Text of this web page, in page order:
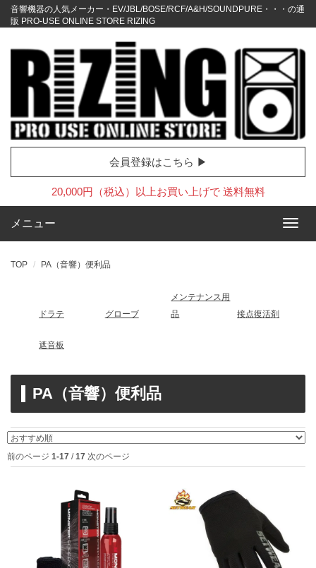
音響機器の人気メーカー・EV/JBL/BOSE/RCF/A&H/SOUNDPURE・・・の通
販 PRO-USE ONLINE STORE RIZING
会員登録はこちら ▶
20,000円（税込）以上お買い上げで 送料無料
メニュー
TOP PA（音響）便利品
ドラテ グローブ
メンテナンス用
品
接点復活剤
遮音板
PA（音響）便利品
前のページ 1-17 /17 次のページ